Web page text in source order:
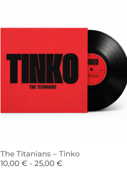
The Titanians – Tinko
10,00 € - 25,00 €